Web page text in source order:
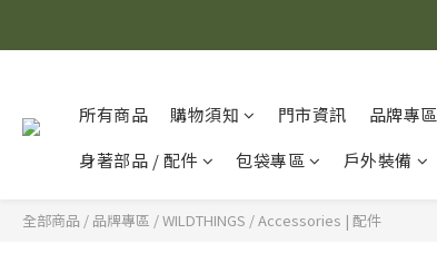
所有商品 購物須知 門市資訊 品牌專區
身著部品 / 配件
包袋專區 戶外裝備
全部商品 / 品牌專區 /WILDTHINGS /Accessories | 配件